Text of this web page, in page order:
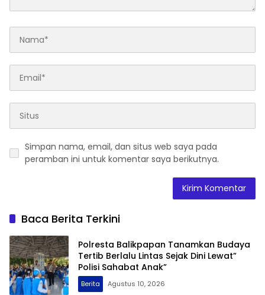
Simpan nama, email, dan situs web saya pada
peramban ini untuk komentar saya berikutnya.
Baca Berita Terkini
Polresta Balikpapan Tanamkan Budaya
Tertib Berlalu Lintas Sejak Dini Lewat”
Polisi Sahabat Anak”
Berita Agustus 10, 2026